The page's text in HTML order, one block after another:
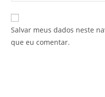
usuário
para
comentar
mail
para
comentar
URL
do
site
Salvar meus dados neste
que eu comentar.